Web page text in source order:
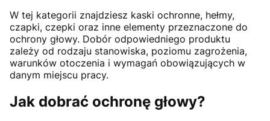
W tej kategorii znajdziesz kaski ochronne, hełmy,
czapki, czepki oraz inne elementy przeznaczone do
ochrony głowy. Dobór odpowiedniego produktu
zależy od rodzaju stanowiska, poziomu zagrożenia,
warunków otoczenia i wymagań obowiązujących w
danym miejscu pracy.
Jak dobrać ochronę głowy?